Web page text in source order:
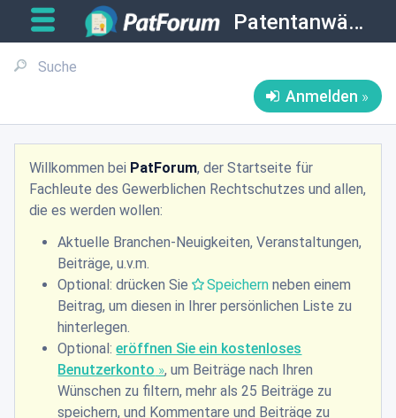
Patentanwälte
Anmelden
Willkommen bei PatForum, der Startseite für
Fachleute des Gewerblichen Rechtschutzes und allen,
die es werden wollen:
Aktuelle Branchen-Neuigkeiten, Veranstaltungen,
Beiträge, u.v.m.
Optional: drücken Sie
Speichern neben einem
Beitrag, um diesen in Ihrer persönlichen Liste zu
hinterlegen.
Optional:eröffnen Sie ein kostenloses
Benutzerkonto
, um Beiträge nach Ihren
Wünschen zu filtern, mehr als 25 Beiträge zu
speichern, und Kommentare und Beiträge zu